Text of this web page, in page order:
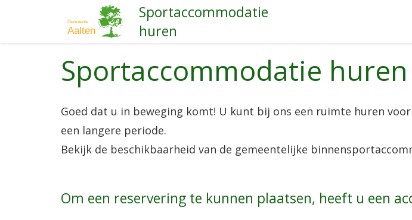
Sportaccommodatie
huren
Sportaccommodatie huren
Goed dat u in beweging komt! U kunt bij ons een ruimte huren
een langere periode.
Bekijk de beschikbaarheid van de gemeentelijke
Om een reservering te kunnen plaatsen, heeft u een